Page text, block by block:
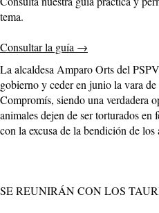
tema.
Consultar la guía →
La alcaldesa Amparo Orts del
gobierno y ceder en junio la vara
Compromís, siendo una verdadera
animales dejen de ser torturados en
con la excusa de la bendición de los
SE REUNIRÁN CON LOS